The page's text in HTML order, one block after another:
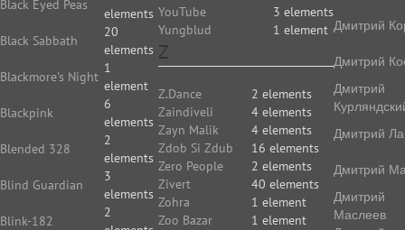
Black Eyed Peas
elements
Black Sabbath
20
elements
Blackmore's Night
1
element
Blackpink
6
elements
Blended 328
2
elements
Blind Guardian
3
elements
Blink-182
2
YouTube
3 elements
Yungblud
1 element
Z
Z.Dance
2 elements
Zaindiveli
4 elements
Zayn Malik
4 elements
Zdob Si Zdub
16 elements
Zero People
2 elements
Zivert
40 elements
Zohra
1 element
Zoo Bazar
1 element
Дмитрий
Дмитрий
Дмитрий
Дмитрий
Дмитрий
Дмитрий
Маслеев